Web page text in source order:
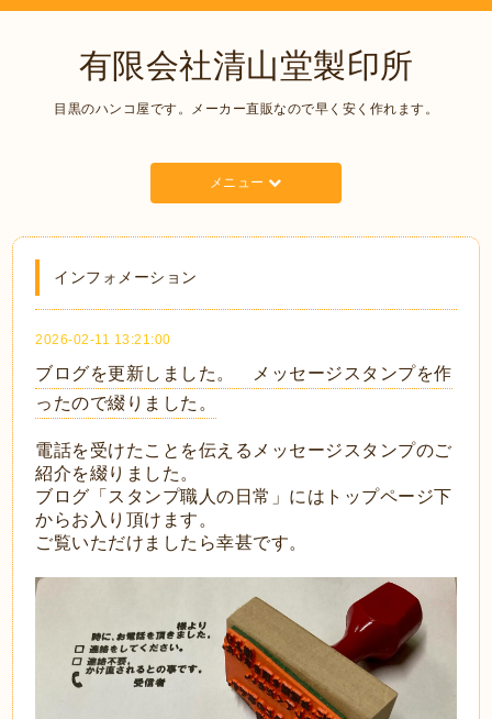
有限会社清山堂製印所
目黒のハンコ屋です。メーカー直販なので早く安く作れます。
メニュー
インフォメーション
2026-02-11 13:21:00
ブログを更新しました。 メッセージスタンプを作
ったので綴りました。
電話を受けたことを伝えるメッセージスタンプのご
紹介を綴りました。
ブログ「スタンプ職人の日常」にはトップページ下
からお入り頂けます。
ご覧いただけましたら幸甚です。